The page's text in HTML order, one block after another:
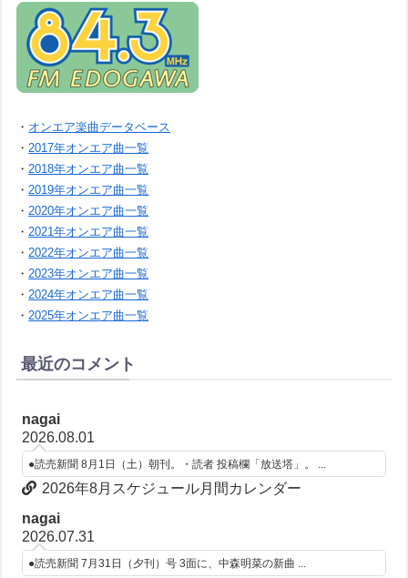
・ オンエア楽曲データベース
・2017年オンエア曲一覧
・2018年オンエア曲一覧
・2019年オンエア曲一覧
・2020年オンエア曲一覧
・2021年オンエア曲一覧
・2022年オンエア曲一覧
・2023年オンエア曲一覧
・2024年オンエア曲一覧
・2025年オンエア曲一覧
最近のコメント
nagai
2026.08.01
●読売新聞 8月1日（土）朝刊。・読者 投稿欄「放送塔」。 ...
2026年8月スケジュール月間カレンダー
nagai
2026.07.31
●読売新聞 7月31日（夕刊）号 3面に、中森明菜の新曲 ...